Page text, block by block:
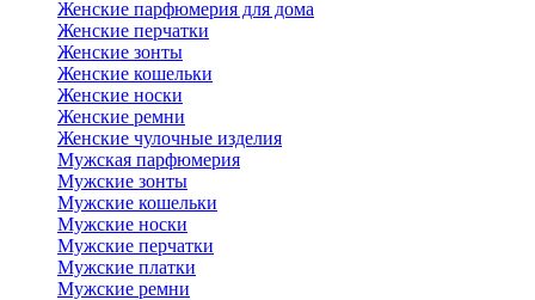
Женские парфюмерия для дома
Женские перчатки
Женские зонты
Женские кошельки
Женские носки
Женские ремни
Женские чулочные изделия
Мужская парфюмерия
Мужские зонты
Мужские кошельки
Мужские носки
Мужские перчатки
Мужские платки
Мужские ремни